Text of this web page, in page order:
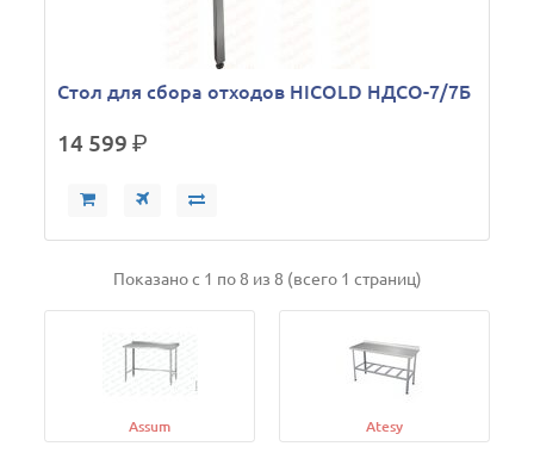
Стол для сбора отходов HICOLD НДСО-7/7Б
14 599р.
Показано с 1 по 8 из 8 (всего 1 страниц)
Assum Atesy